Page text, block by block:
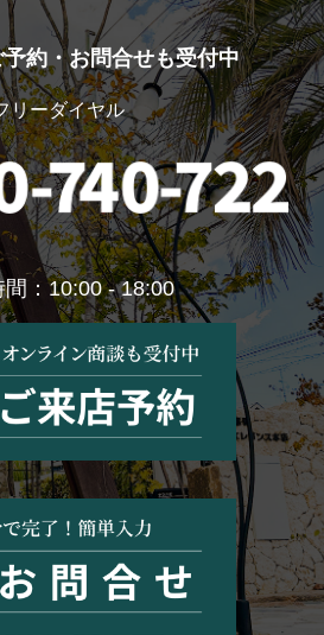
約・お問合せも受付中
リーダイヤル
間：10:00 - 18:00